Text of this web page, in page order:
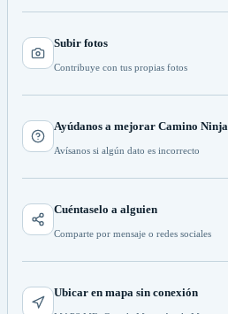
Subir fotos
Contribuye con tus propias fotos
Ayúdanos a mejorar Camino Ninja
Avísanos si algún dato es incorrecto
Cuéntaselo a alguien
Comparte por mensaje o redes sociales
Ubicar en mapa sin conexión